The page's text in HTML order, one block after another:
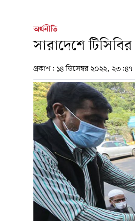
অর্থনীতি
সারাদেশে
প্রকাশ: ১৪ ডিসেম্বর ২০২২, ২৩:৪৭